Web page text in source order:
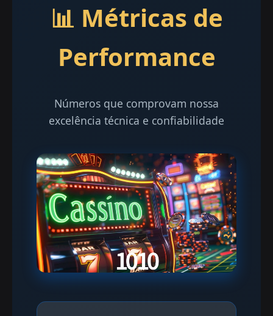
📊 Métricas de
Performance
Números que comprovam nossa
excelência técnica e confiabilidade